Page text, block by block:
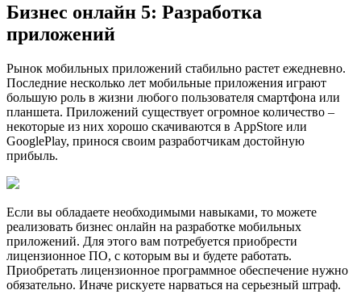
Бизнес онлайн 5: Разработка
приложений
Рынок мобильных приложений стабильно растет ежедневно.
Последние несколько лет мобильные приложения играют
большую роль в жизни любого пользователя смартфона или
планшета. Приложений существует огромное количество –
некоторые из них хорошо скачиваются в AppStore или
GooglePlay, принося своим разработчикам достойную
прибыль.
Если вы обладаете необходимыми навыками, то можете
реализовать бизнес онлайн на разработке мобильных
приложений. Для этого вам потребуется приобрести
лицензионное ПО, с которым вы и будете работать.
Приобретать лицензионное программное обеспечение нужно
обязательно. Иначе рискуете нарваться на серьезный штраф.